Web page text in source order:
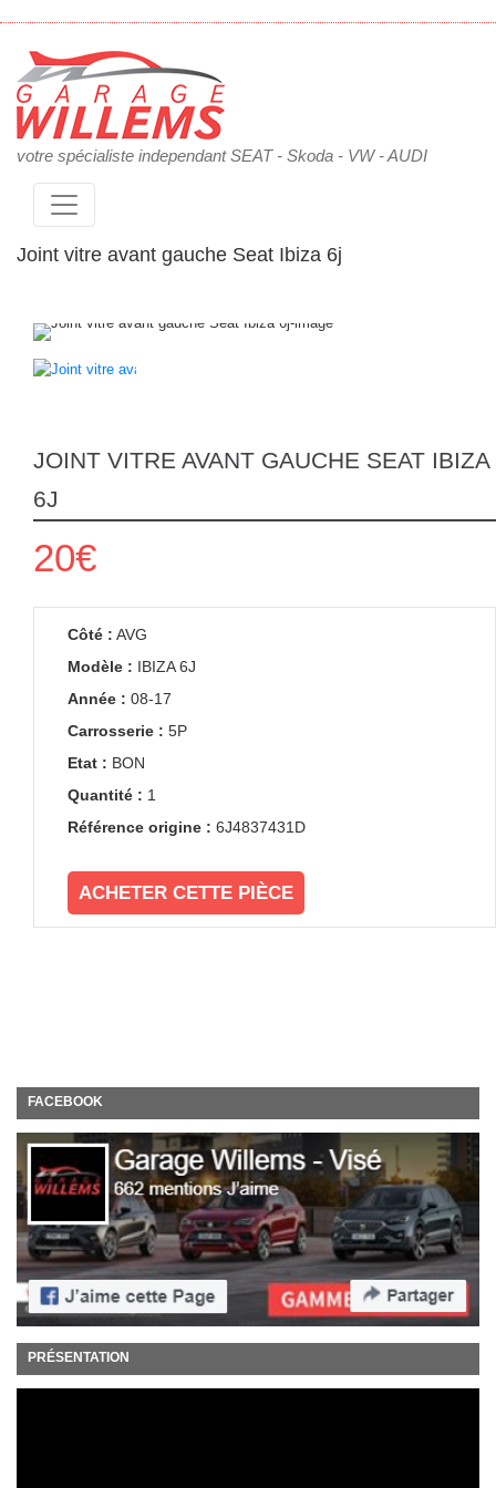
votre spécialiste independant SEAT - Skoda - VW - AUDI
Joint vitre avant gauche Seat Ibiza 6j
JOINT VITRE AVANT GAUCHE SEAT IBIZA
6J
20€
Côté : AVG
Modèle : IBIZA 6J
Année : 08-17
Carrosserie : 5P
Etat : BON
Quantité : 1
Référence origine : 6J4837431D
ACHETER CETTE PIÈCE
FACEBOOK
PRÉSENTATION